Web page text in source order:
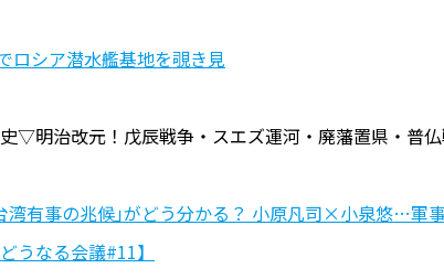
ロシア潜水艦基地を覗き見
▽明治改元！戊辰戦争・スエズ運河・廃藩置県・普
湾有事の兆候｣がどう分かる？ 小原凡司×小泉悠…軍
うなる会議#11】